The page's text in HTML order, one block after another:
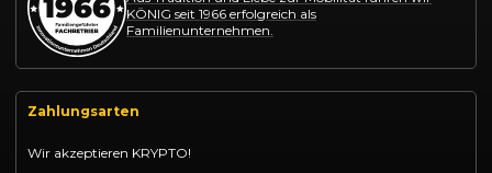
KÖNIG seit 1966 erfolgreich als
Familienunternehmen.
Zahlungsarten
Wir akzeptieren KRYPTO!